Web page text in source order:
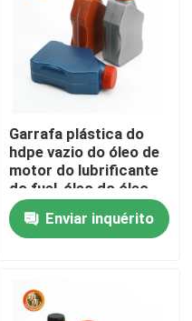
Garrafa plástica do
hdpe vazio do óleo de
motor do lubrificante
do fuel-óleo do óleo
de motor do motor de
gasolinaEnviar inquérito